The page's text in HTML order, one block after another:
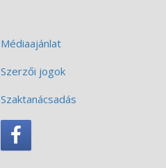
Médiaajánlat
Szerzői jogok
Szaktanácsadás